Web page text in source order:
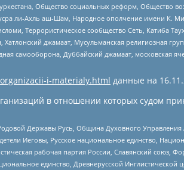
Общество социальных реформ, Общество
ли-Ахль аш-Шам, Народное ополчение имени К.
Террористическое сообщество Сеть, Катиба
Хатлонский джамаат, Мусульманская религиозная
самооборона, Дуббайский джамаат,
i-materialy.html данные на
в отношении которых судом
Державы Русь, Община Духовного
Иеговы, Русское национальное единство,
рабочая партия России, Славянский
единство, Древнерусской